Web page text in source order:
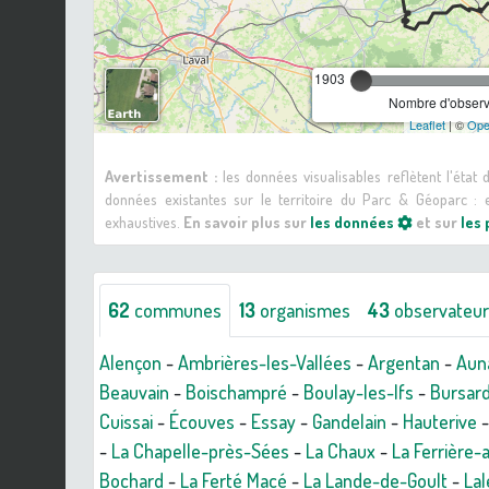
1903
Nombre
Leaflet| ©
Avertissement : les données visualisables reflètent l'état
données existantes sur le territoire du Parc & Géoparc :
exhaustives. En savoir plus sur les données et sur les
62 communes 13 organismes 43
Alençon -Ambrières-les-Vallées -Argentan -
Beauvain - Boischampré - Boulay-les-Ifs -
Cuissai- Écouves - Essay- Gandelain - Hauterive
- La Chapelle-près-Sées - La Chaux - La Ferrière-
Bochard - La Ferté Macé - La Lande-de-Goult-